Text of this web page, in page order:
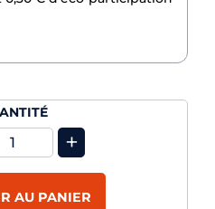
+
AU PANIER